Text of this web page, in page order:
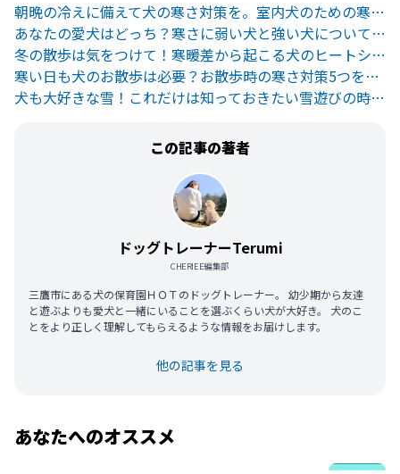
朝晩の冷えに備えて犬の寒さ対策を。室内犬のための寒さ対策６選
あなたの愛犬はどっち？寒さに弱い犬と強い犬について徹底解説！
冬の散歩は気をつけて！寒暖差から起こる犬のヒートショックと対策法
寒い日も犬のお散歩は必要？お散歩時の寒さ対策5つをご紹介
犬も大好きな雪！これだけは知っておきたい雪遊びの時の注意点
この記事の著者
ドッグトレーナーTerumi
CHERIEE編集部
三鷹市にある犬の保育園ＨＯＴのドッグトレーナー。 幼少期から友達
と遊ぶよりも愛犬と一緒にいることを選ぶくらい犬が大好き。 犬のこ
とをより正しく理解してもらえるような情報をお届けします。
他の記事を見る
あなたへのオススメ